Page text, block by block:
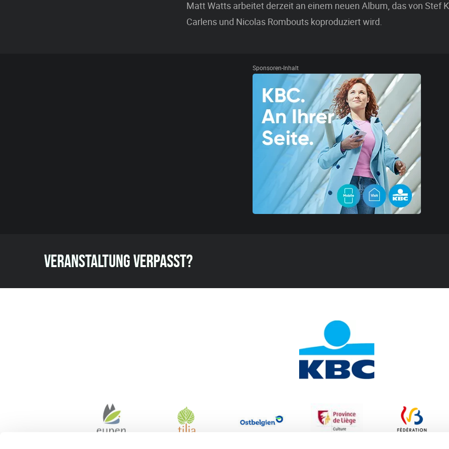
Matt Watts arbeitet derzeit an einem neuen Album, das von Stef
Carlens und Nicolas Rombouts koproduziert wird.
Sponsoren-Inhalt
VERANSTALTUNG VERPASST?